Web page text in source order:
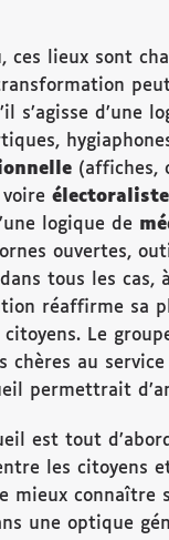
ces lieux sont
s’agisse d’une
(affiches,
électoraliste
logique de m
ouvertes,
tous les cas,
réaffirme sa
Le
chères au service
permettrait
est tout
les citoyens
mieux connaître
une optique